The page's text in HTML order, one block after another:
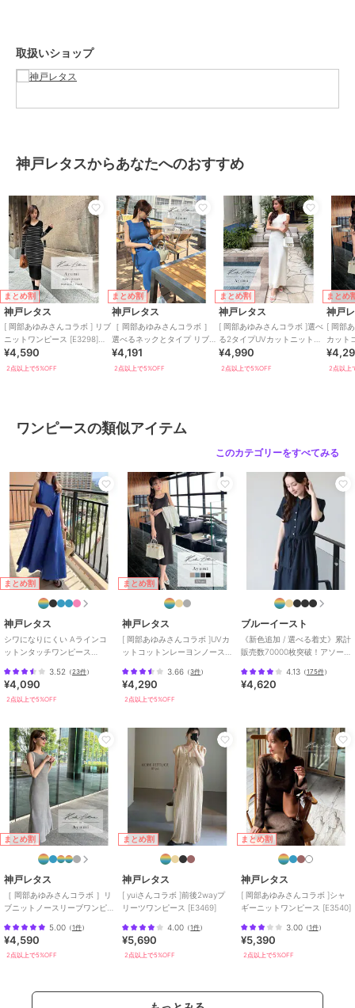
【Sノースリーブ】
裾幅 83
【M5分袖】
着丈 119
肩幅 30
身幅 36.5
ウエスト幅 31.5
ヒップ幅 57.5
裾幅 83
袖丈 27.5
袖幅 15
袖口幅 11
身幅 36.5
裾幅 83
袖口幅 20
【Sタイト】
着丈 119
肩幅 29
身幅 34
ウエスト幅 32
ヒップ幅 41
裾幅 40.5
袖丈 27.5
袖幅 14
袖口幅 10
【Mタイト】
肩幅 30
身幅 36.5
ウエスト幅 34.5
ヒップ幅 43.5
裾幅 43
袖丈 27.5
袖幅 15
袖口幅 11#コウベレタス
ブランド 神戸レタス
ショップ 神戸レタス
商品カテゴリ ワンピースドレス ワンピース
ワンピースドレス ／ワンピース
取扱いショップ
神戸レタスからあなたへのおすすめ
まとめ割
神戸レタス
[ 岡部あゆみさんコラボ ] リブ
ニットワンピース [E3298]
（ボートネック・Vネック）
¥4,590
2点以上で5%OFF
まとめ割
神戸レタス
［ 岡部あゆみさんコラボ ］
選べるネックとタイプ リブニ
ットノースリーブワンピース
[E3004]
¥4,191
2点以上で5%OFF
まとめ割
神戸レタス
[ 岡部あゆみさんコラボ ]選べ
る2タイプUVカットニットワ
ンピース [E3564]
¥4,990
2点以上で5%OFF
まとめ
神戸
[ 岡部
カット
スリー
[E3232]
2点以上
ワンピースの類似アイテム
このカテゴリーをすべてみる
まとめ割
神戸レタス
シワになりにくい Aラインコ
ットンタッチワンピース
3.52 （23件）
¥4,090
2点以上で5%OFF
まとめ割
神戸レタス
[ 岡部あゆみさんコラボ ]UVカ
ットコットンレーヨンノース
[E3232]
3.66 （3件）
¥4,290
2点以上で5%OFF
ブルーイースト
《新色追加 / 選べる着丈》累計
販売数70000枚突破！アソー
4.13（175件）
¥4,620
まとめ割
神戸レタス
［ 岡部あゆみさんコラボ ］リ
ブニットノースリーブワンピ
5.00 （1件）
¥4,590
2点以上で5%OFF
まとめ割
神戸レタス
[ yuiさんコラボ ]前後2wayプ
リーツワンピース [E3469]
4.00 （1件）
¥5,690
2点以上で5%OFF
まとめ割
神戸レタス
[ 岡部あゆみさんコラボ ]シャ
ギーニットワンピース [E3540]
3.00（1件）
¥5,390
2点以上で5%OFF